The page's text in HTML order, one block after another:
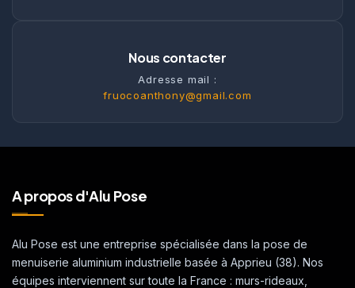
Nous contacter
Adresse mail :
fruocoanthony@gmail.com
A propos d'Alu Pose
Alu Pose est une entreprise spécialisée dans la pose de
menuiserie aluminium industrielle basée à Apprieu (38). Nos
équipes interviennent sur toute la France : murs-rideaux,